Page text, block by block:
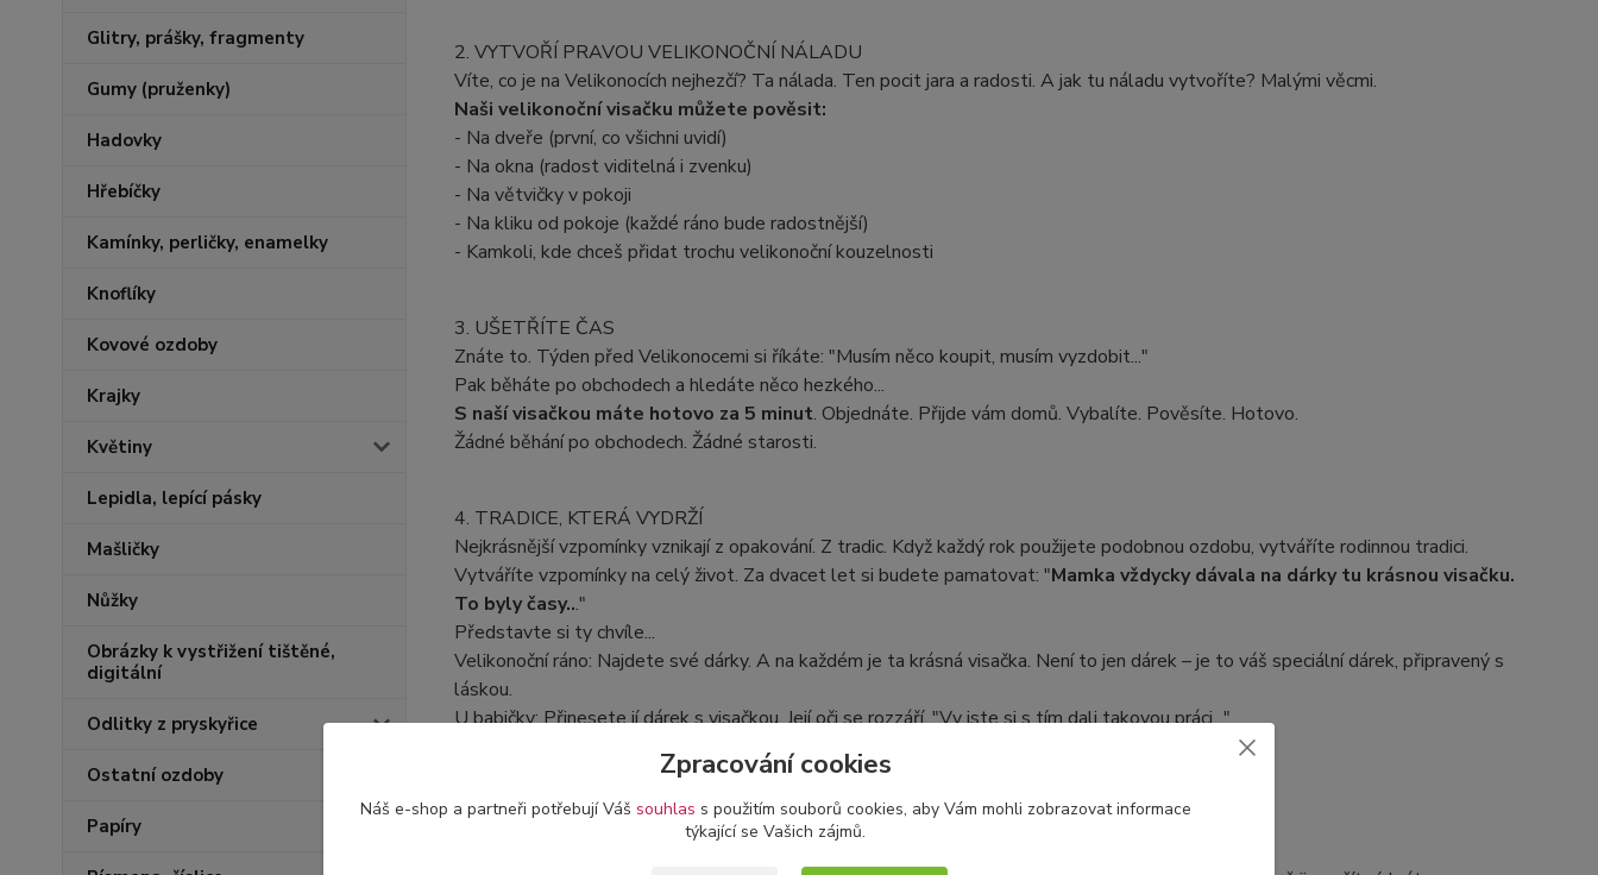
Glitry, prášky, fragmenty
Gumy (pruženky)
Hadovky
Hřebíčky
Kamínky, perličky, enamelky
Knoflíky
Kovové ozdoby
Krajky
Květiny
Lepidla, lepící pásky
Mašličky
Nůžky
Obrázky k vystřižení tištěné,
digitální
Odlitky z pryskyřice
Ostatní ozdoby
Papíry
2. VYTVOŘÍ PRAVOU VELIKONOČNÍ NÁLADU
Víte, co je na Velikonocích nejhezčí? Ta nálada. Ten pocit jara a radosti. A jak tu náladu vytvoříte? Malými věcmi.
Naši velikonoční visačku můžete pověsit:
- Na dveře (první, co všichni uvidí)
- Na okna (radost viditelná i zvenku)
- Na větvičky v pokoji
- Na kliku od pokoje (každé ráno bude radostnější)
- Kamkoli, kde chceš přidat trochu velikonoční kouzelnosti
3. UŠETŘÍTE ČAS
Znáte to. Týden před Velikonocemi si říkáte: "Musím něco koupit, musím vyzdobit..."
Pak běháte po obchodech a hledáte něco hezkého...
S naší visačkou máte hotovo za 5 minut. Objednáte. Přijde vám domů. Vybalíte. Pověsíte. Hotovo.
Žádné běhání po obchodech. Žádné starosti.
4. TRADICE, KTERÁ VYDRŽÍ
Nejkrásnější vzpomínky vznikají z opakování. Z tradic. Když každý rok použijete podobnou ozdobu, vytváříte rodinnou tradici.
Vytváříte vzpomínky na celý život. Za dvacet let si budete pamatovat: "Mamka vždycky dávala na dárky tu krásnou visačku.
To byly časy..."
Představte si ty chvíle...
Velikonoční ráno: Najdete své dárky. A na každém je ta krásná visačka. Není to jen dárek – je to váš speciální dárek, připravený s
láskou.
U babičky: Přinesete jí dárek s visačkou. Její oči se rozzáří. "Vy jste si s tím dali takovou práci..."
Časté otázky
Zpracování cookies
Náš e-shop a partneři potřebují Váš souhlas s použitím souborů cookies, aby Vám mohli zobrazovat informace
týkající se Vašich zájmů.